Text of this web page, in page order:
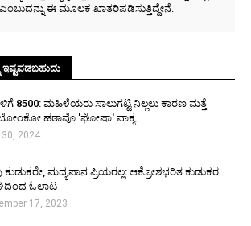
ಎಂಬುದನ್ನು ಈ ಮೂಲಕ ಖಾತರಿಪಡಿಸುತ್ತಿದ್ದೇನೆ.
ಇಷ್ಟಪಡಬಹುದು
₹8500: ಮಹಿಳೆಯರು ಸಾಲುಗಟ್ಟಿ ನಿಲ್ಲಲು ಕಾರಣ ಮತ್ತೆ
ಹಠಾವೊ 'ಘೋಷಾ' ವಾಕ್ಯ
30, 2024
ಕುಡುಕರೇ, ಮದ್ಯಪಾನ ಪ್ರಿಯರಲ್ಲ: ಆಕ್ರೋಶಭರಿತ ಕುಡುಕರ
ಓಲಾಟ
17, 2023